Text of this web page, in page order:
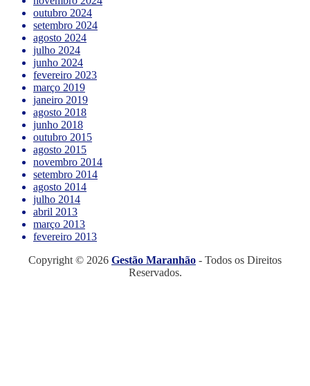
outubro 2024
setembro 2024
agosto 2024
julho 2024
junho 2024
fevereiro 2023
março 2019
janeiro 2019
agosto 2018
junho 2018
outubro 2015
agosto 2015
novembro 2014
setembro 2014
agosto 2014
julho 2014
abril 2013
março 2013
fevereiro 2013
Copyright © 2026 Gestão Maranhão - Todos os Direitos
Reservados.